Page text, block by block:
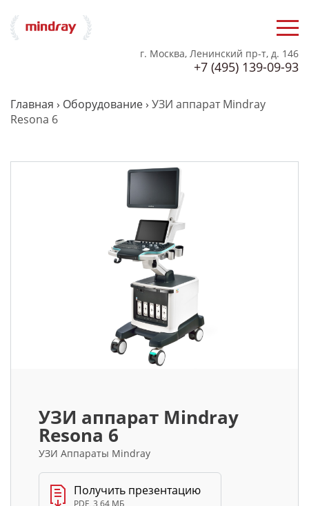
г. Москва, Ленинский пр-т, д. 146
+7 (495) 139-09-93
Главная › Оборудование › УЗИ аппарат Mindray
Resona 6
УЗИ аппарат Mindray
Resona 6
УЗИ Аппараты Mindray
Получить презентацию